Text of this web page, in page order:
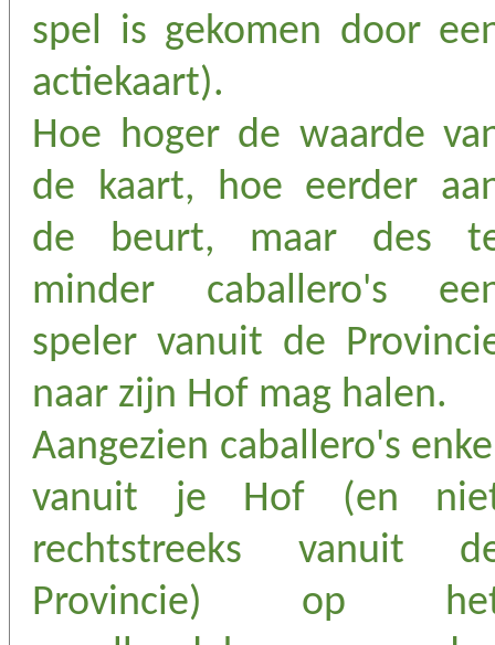
spel is gekomen door
actiekaart).
Hoe hoger de waarde
de kaart, hoe eerder
de beurt, maar des
minder caballero's
speler vanuit de
naar zijn Hof mag halen.
Aangezien caballero's
vanuit je Hof (en
rechtstreeks vanuit
Provincie) op